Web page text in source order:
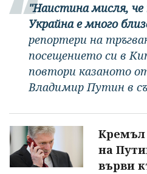
"Наистина мисля,
Украйна е много
репортери на
посещението си в
повтори казаното
Владимир Путин в
Кремъл
на
върви